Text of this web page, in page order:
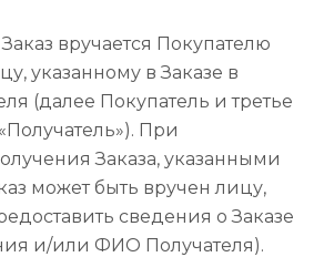
вручается Покупателю
указанному в Заказе в
(далее Покупатель и третье
При
Заказа, указанными
может быть вручен лицу,
сведения о Заказе
и/или ФИО Получателя).